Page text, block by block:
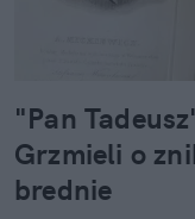
"Pan
Grzmieli o
brednie